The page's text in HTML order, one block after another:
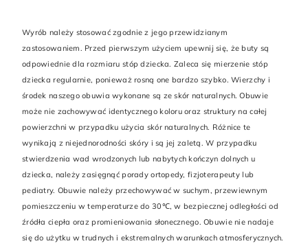
Wyrób należy stosować zgodnie z jego przewidzianym
zastosowaniem. Przed pierwszym użyciem upewnij się, że buty są
odpowiednie dla rozmiaru stóp dziecka. Zaleca się mierzenie stóp
dziecka regularnie, ponieważ rosną one bardzo szybko. Wierzchy i
środek naszego obuwia wykonane są ze skór naturalnych. Obuwie
może nie zachowywać identycznego koloru oraz struktury na całej
powierzchni w przypadku użycia skór naturalnych. Różnice te
wynikają z niejednorodności skóry i są jej zaletą. W przypadku
stwierdzenia wad wrodzonych lub nabytych kończyn dolnych u
dziecka, należy zasięgnąć porady ortopedy, fizjoterapeuty lub
pediatry. Obuwie należy przechowywać w suchym, przewiewnym
pomieszczeniu w temperaturze do 30℃, w bezpiecznej odległości od
źródła ciepła oraz promieniowania słonecznego. Obuwie nie nadaje
się do użytku w trudnych i ekstremalnych warunkach atmosferycznych.